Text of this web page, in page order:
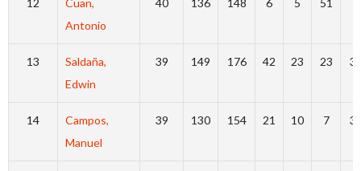
12
Cuan,
Antonio
40 136 148 6 5 51
13
Saldaña,
Edwin
39 149 176 42 23 23
14
Campos,
Manuel
39 130 154 21 10 7